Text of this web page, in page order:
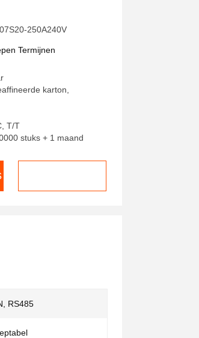
250A240V
Termijnen
karton,
T/T
stuks + 1 maand
RS485